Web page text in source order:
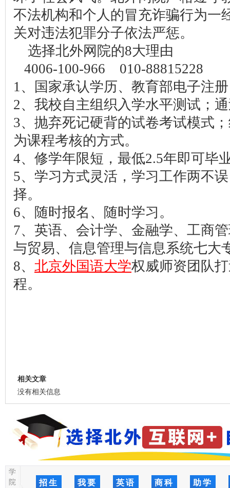
不法机构和个人的冒充诈骗行为一
关对违法犯罪分子依法严惩。
选择北外网院的8大理由
4006-100-966 010-88815228
1、国家承认学历、教育部电子注
2、我校自主组织入学水平测试；
3、抛弃死记硬背的试卷考试模式
为课程考核的方式。
4、修学年限短，最低2.5年即可毕
5、学习方式灵活，学习工作两不
择。
6、随时报名、随时学习。
7、英语、会计学、金融学、工商
与贸易、信息管理与信息系统七大
8、 北京外国语大学权威师资团队
程。
相关文章
没有相关信息
学
院
招生
我要
英语
商科
助学